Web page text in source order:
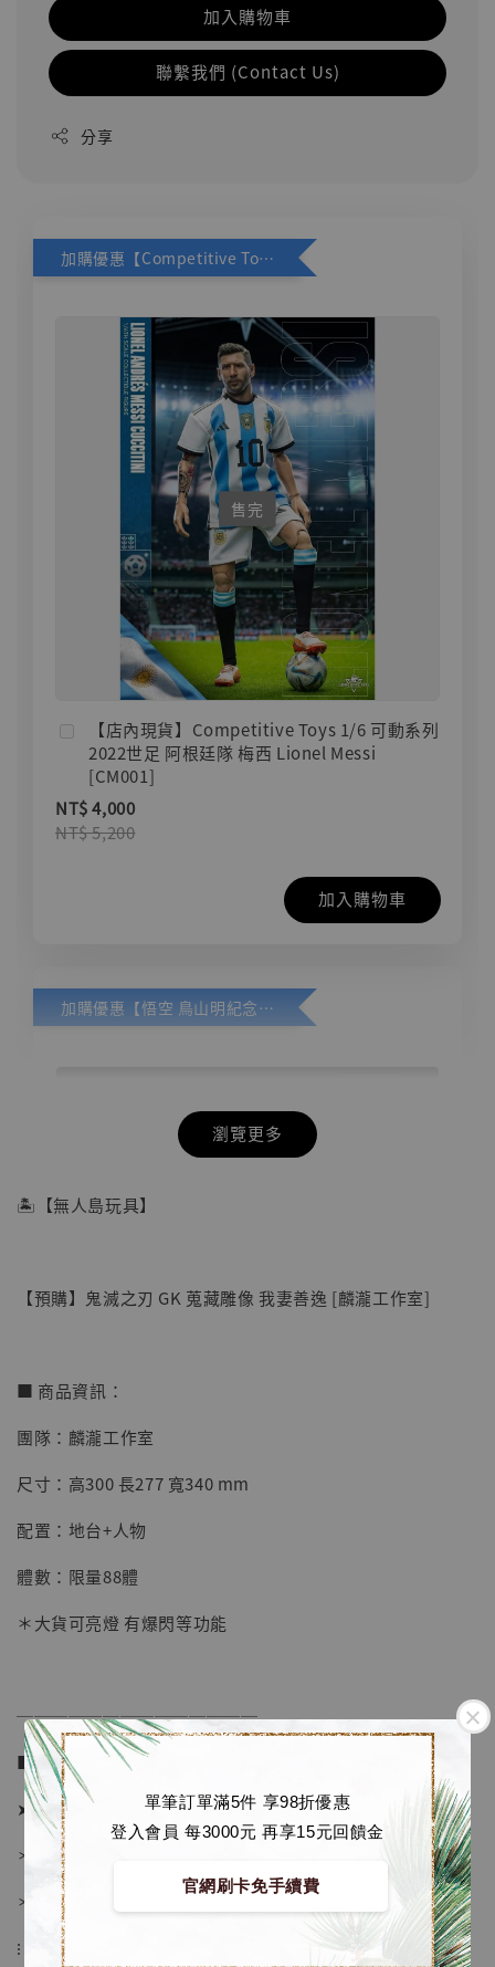
單筆訂單滿5件 享98折優惠
登入會員 每3000元 再享15元回饋金
官網刷卡免手續費
加入購物車
聯繫我們 (Contact Us)
分享
加購優惠【Competitive Toys 梅西 [CM001]】
售完
【店內現貨】Competitive Toys 1/6 可動系列
2022世足 阿根廷隊 梅西 Lionel Messi
[CM001]
NT$ 4,000
NT$ 5,200
加入購物車
加購優惠【悟空 鳥山明紀念款 [奇蹟工作室]】
【店內現貨】七龍珠 系列蒐藏雕像 悟空 鳥山
NT$ 4,280
NT$ 5,580
瀏覽更多
🏝【無人島玩具】
【預購】鬼滅之刃 GK 蒐藏雕像 我妻善逸 [麟瀧工作室]
■ 商品資訊：
團隊：麟瀧工作室
尺寸：高300 長277 寬340 mm
配置：地台+人物
體數：限量88體
＊大貨可亮燈 有爆閃等功能
──────────────
■ 販售資訊 (NT$)：
➤ 價格 6680元 (訂金4280)
＊ 國際運費另計
＊ 刷卡免手續費
⁝